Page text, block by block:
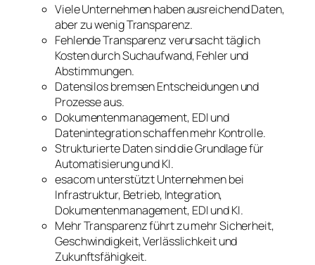
Viele Unternehmen haben ausreichend Daten,
aber zu wenig Transparenz.
Fehlende Transparenz verursacht täglich
Kosten durch Suchaufwand, Fehler und
Abstimmungen.
Datensilos bremsen Entscheidungen und
Prozesse aus.
Dokumentenmanagement, EDI und
Datenintegration schaffen mehr Kontrolle.
Strukturierte Daten sind die Grundlage für
Automatisierung und KI.
esacom unterstützt Unternehmen bei
Infrastruktur, Betrieb, Integration,
Dokumentenmanagement, EDI und KI.
Mehr Transparenz führt zu mehr Sicherheit,
Geschwindigkeit, Verlässlichkeit und
Zukunftsfähigkeit.